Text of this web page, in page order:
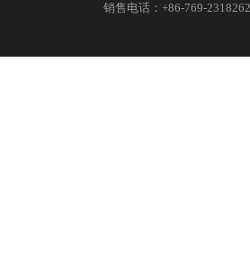
销售电话：+86-769-